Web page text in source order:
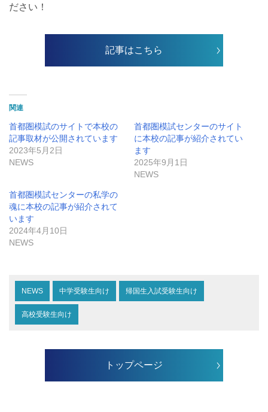
ださい！
記事はこちら
関連
首都圏模試のサイトで本校の
記事取材が公開されています
2023年5月2日
NEWS
首都圏模試センターのサイト
に本校の記事が紹介されてい
ます
2025年9月1日
NEWS
首都圏模試センターの私学の
魂に本校の記事が紹介されて
います
2024年4月10日
NEWS
NEWS 中学受験生向け 帰国生入試受験生向け
高校受験生向け
トップページ